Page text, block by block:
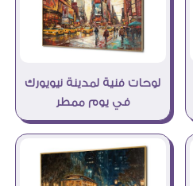
لوحات فنية لمدينة نيويورك
في يوم ممطر